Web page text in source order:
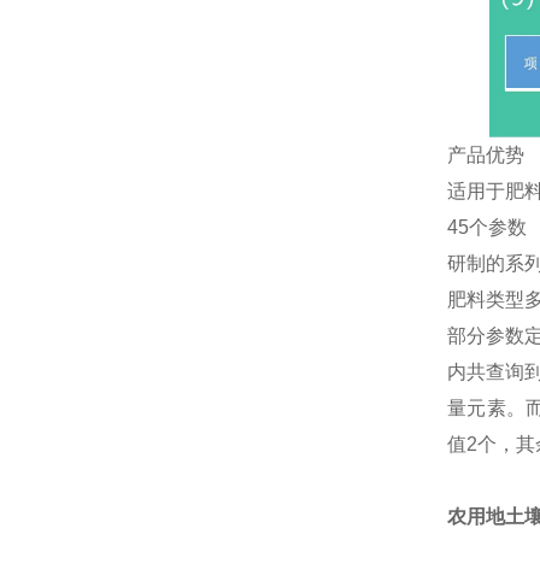
产品优势
适用于肥
45个参数
研制的系
肥料类型
部分参数
内共查询
量元素。
值2个，
农用地土